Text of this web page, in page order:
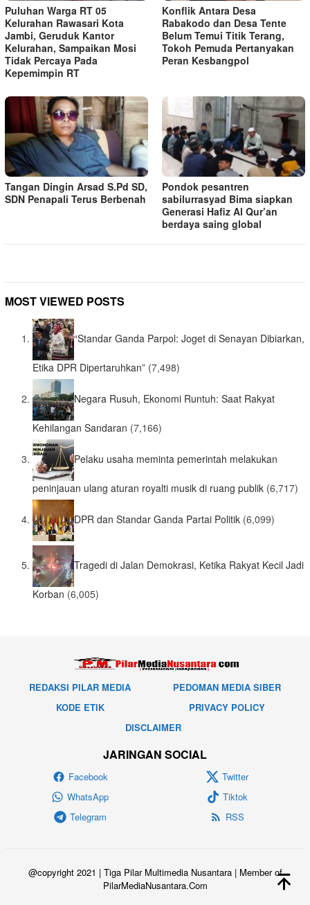
Puluhan Warga RT 05
Kelurahan Rawasari Kota
Jambi, Geruduk Kantor
Kelurahan, Sampaikan Mosi
Tidak Percaya Pada
Kepemimpin RT
Konflik Antara Desa
Rabakodo dan Desa Tente
Belum Temui Titik Terang,
Tokoh Pemuda Pertanyakan
Peran Kesbangpol
Tangan Dingin Arsad S.Pd SD,
SDN Penapali Terus Berbenah
Pondok pesantren
sabilurrasyad Bima siapkan
Generasi Hafiz Al Qur’an
berdaya saing global
MOST VIEWED POSTS
“Standar Ganda Parpol: Joget di Senayan Dibiarkan,
Etika DPR Dipertaruhkan” (7,498)
Negara Rusuh, Ekonomi Runtuh: Saat Rakyat
Kehilangan Sandaran (7,166)
Pelaku usaha meminta pemerintah melakukan
peninjauan ulang aturan royalti musik di ruang publik (6,717)
DPR dan Standar Ganda Partai Politik (6,099)
Tragedi di Jalan Demokrasi, Ketika Rakyat Kecil Jadi
Korban (6,005)
REDAKSI PILAR MEDIA
PEDOMAN MEDIA SIBER
KODE ETIK
PRIVACY POLICY
DISCLAIMER
JARINGAN SOCIAL
Facebook
Twitter
WhatsApp
Tiktok
Telegram
RSS
@copyright 2021 | Tiga Pilar Multimedia Nusantara | Member of
PilarMediaNusantara.Com